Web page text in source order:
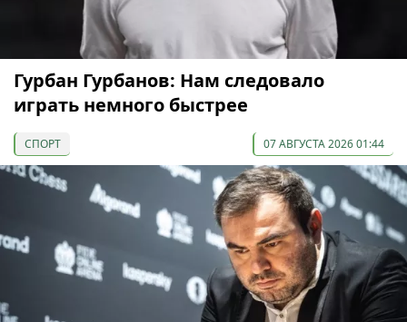
Гурбан Гурбанов: Нам следовало
играть немного быстрее
СПОРТ 07 АВГУСТА 2026 01:44